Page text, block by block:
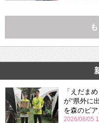
「えだま
が“県外に
を森のビ
2026/08/05